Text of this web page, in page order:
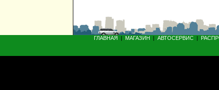
ГЛАВНАЯ | МАГАЗИН | АВТОСЕРВИС |